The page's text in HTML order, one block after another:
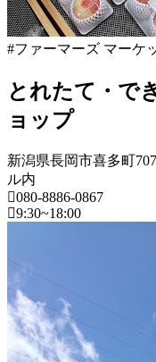
ケ
ッ
ト
年
8
月
18
2022
年
8
月
直
売
所
ね
#ファーマーズ マーケ
とれたて・で
ョップ
新潟県長岡市喜多町
ル内
080-8886-0867
9:30~18:00
フ
ァ
ー